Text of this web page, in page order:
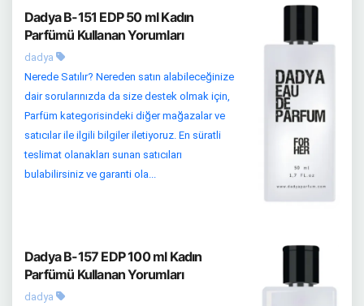
Dadya B-151 EDP 50 ml Kadın
Parfümü Kullanan Yorumları
dadya
Nerede Satılır? Nereden satın alabileceğinize
dair sorularınızda da size destek olmak için,
Parfüm kategorisindeki diğer mağazalar ve
satıcılar ile ilgili bilgiler iletiyoruz. En süratli
teslimat olanakları sunan satıcıları
bulabilirsiniz ve garanti ola...
Dadya B-157 EDP 100 ml Kadın
Parfümü Kullanan Yorumları
dadya